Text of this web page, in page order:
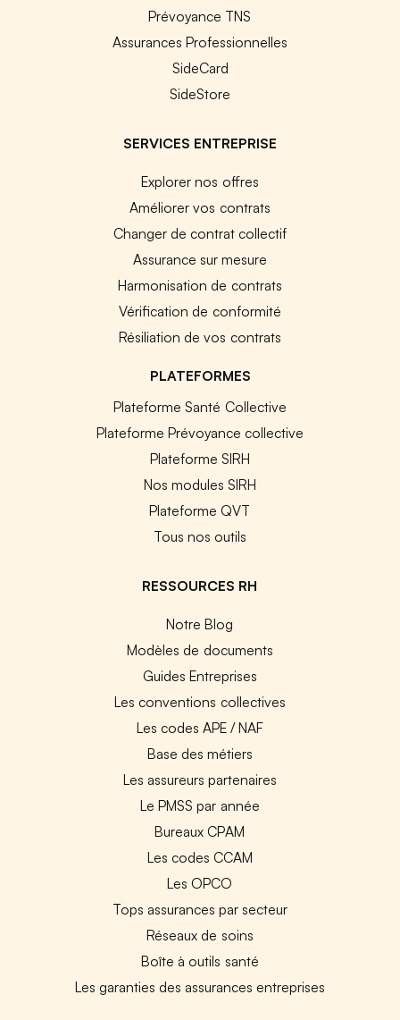
Prévoyance TNS
Assurances Professionnelles
SideCard
SideStore
SERVICES ENTREPRISE
Explorer nos offres
Améliorer vos contrats
Changer de contrat collectif
Assurance sur mesure
Harmonisation de contrats
Vérification de conformité
Résiliation de vos contrats
PLATEFORMES
Plateforme Santé Collective
Plateforme Prévoyance collective
Plateforme SIRH
Nos modules SIRH
Plateforme QVT
Tous nos outils
RESSOURCES RH
Notre Blog
Modèles de documents
Guides Entreprises
Les conventions collectives
Les codes APE / NAF
Base des métiers
Les assureurs partenaires
Le PMSS par année
Bureaux CPAM
Les codes CCAM
Les OPCO
Tops assurances par secteur
Réseaux de soins
Boîte à outils santé
Les garanties des assurances entreprises